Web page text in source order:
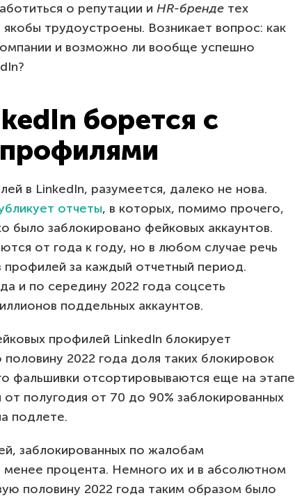
о репутации и HR-бренде тех
трудоустроены. Возникает вопрос: как
и возможно ли вообще успешно
борется с
в LinkedIn, разумеется, далеко не нова.
отчеты, в которых, помимо прочего,
было заблокировано фейковых аккаунтов.
от года к году, но в любом случае речь
профилей за каждый отчетный период.
и по середину 2022 года соцсеть
поддельных аккаунтов.
профилей LinkedIn блокирует
2022 года доля таких блокировок
фальшивки отсортировываются еще на этапе
от полугодия от 70 до 90% заблокированных
подлете.
заблокированных по жалобам
менее процента. Немного их и в абсолютном
половину 2022 года таким образом было